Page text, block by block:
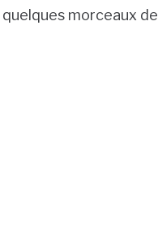
morceaux de